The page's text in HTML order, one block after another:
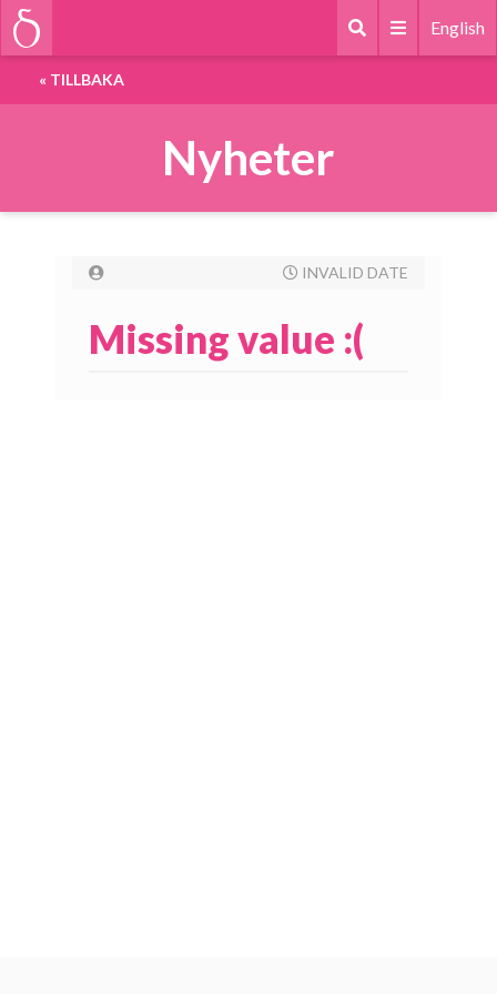
English
« TILLBAKA
Nyheter
INVALID DATE
Missing value :(